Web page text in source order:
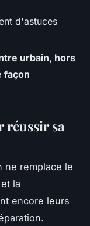
d'astuces
urbain, hors
façon
réussir sa
ne remplace le
la
encore leurs